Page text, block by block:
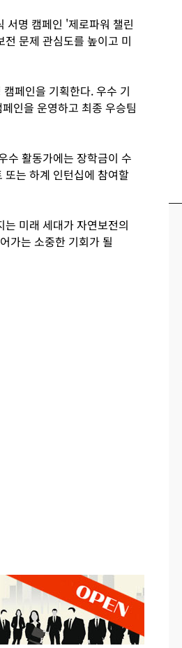
서명 캠페인 '제로파워 챌린
문제 관심도를 높이고 미
페인을 기획한다. 우수 기
인을 운영하고 최종 우승팀
수 활동가에는 장학금이 수
또는 하계 인턴십에 참여할
미래 세대가 자연보전의
가는 소중한 기회가 될